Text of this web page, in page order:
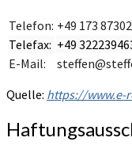
Telefon: +49 173
Telefax: +49
E-Mail:
Quelle: https://www.e-